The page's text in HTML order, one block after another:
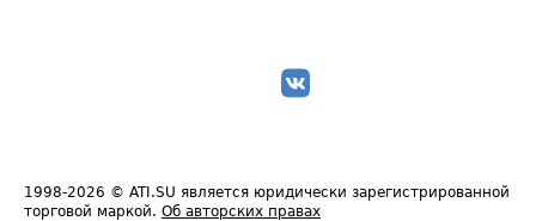
1998-2026 © ATI.SU является юридически зарегистрированной
торговой маркой. Об авторских правах